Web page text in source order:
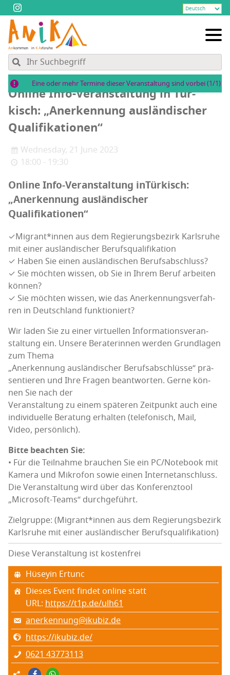
Eine oder mehr Termine dieser Veranstaltung sind vorbei (1/1)
Online Info-Ver­an­stal­tung in Tür­
kisch: „Aner­ken­nung aus­län­di­scher
Qualifikationen“
Wednesday, 21 June 2023
18:00 - 19:30
Online Info-Ver­an­stal­tung inTür­kisch:
„Aner­ken­nung aus­län­di­scher
Qualifikationen“
✓Migrant*innen aus dem Regie­rungs­be­zirk Karls­ru­he
mit einer aus­län­di­scher Berufs­qua­li­fi­ka­ti­on
✓ Haben Sie einen aus­län­di­schen Berufs­ab­schluss?
✓ Sie möch­ten wis­sen, ob Sie in Ihrem Beruf arbei­ten
kön­nen?
✓ Sie möch­ten wis­sen, wie das Aner­ken­nungs­verfah­
ren in Deutsch­land funktioniert?
Wir laden Sie zu einer vir­tu­el­len Infor­ma­ti­ons­ver­an­
stal­tung ein. Unse­re Bera­te­rin­nen wer­den Grund­la­gen
zum The­ma
„Aner­ken­nung aus­län­di­scher Berufs­ab­schlüs­se“ prä­
sen­tie­ren und Ihre Fra­gen beant­wor­ten. Ger­ne kön­
nen Sie nach der
Ver­an­stal­tung zu einem spä­te­ren Zeit­punkt auch eine
indi­vi­du­el­le Bera­tung erhal­ten (tele­fo­nisch, Mail,
Video, persönlich).
Bit­te beach­ten Sie:
• Für die Teil­nah­me brau­chen Sie ein PC/Notebook mit
Kame­ra und Mikro­fon sowie einen Inter­net­an­schluss.
Die Ver­an­stal­tung wird über das Kon­fe­renz­tool
„Micro­soft-Teams“ durch­ge­führt.
Zielgruppe: (Migrant*innen aus dem Regierungsbezirk
Karlsruhe mit einer ausländischer Berufsqualifikation)
Diese Veranstaltung ist kostenfrei
Hüsey­in Ertunc
Dieses Event findet online statt
URL: https://t1p.de/ulh61
anerkennung@ikubiz.de
https://ikubiz.de/
0621 43773113